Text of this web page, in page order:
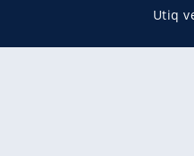
Utiq